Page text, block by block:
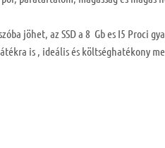
jöhet, az SSD a 8 Gb es I5 Proci
is , ideális és költséghatékony